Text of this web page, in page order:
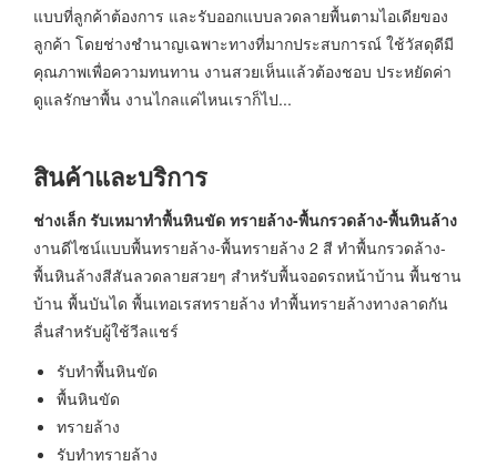
แบบที่ลูกค้าต้องการ และรับออกแบบลวดลายพื้นตามไอเดียของ
ลูกค้า โดยช่างชำนาญเฉพาะทางที่มากประสบการณ์ ใช้วัสดุดีมี
คุณภาพเพื่อความทนทาน งานสวยเห็นแล้วต้องชอบ ประหยัดค่า
ดูแลรักษาพื้น งานไกลแค่ไหนเราก็ไป...
สินค้าและบริการ
ช่างเล็ก รับเหมาทำพื้นหินขัด ทรายล้าง-พื้นกรวดล้าง-พื้นหินล้าง
งานดีไซน์แบบพื้นทรายล้าง-พื้นทรายล้าง 2 สี ทำพื้นกรวดล้าง-
พื้นหินล้างสีสันลวดลายสวยๆ สำหรับพื้นจอดรถหน้าบ้าน พื้นชาน
บ้าน พื้นบันได พื้นเทอเรสทรายล้าง ทำพื้นทรายล้างทางลาดกัน
ลื่นสำหรับผู้ใช้วีลแชร์
รับทำพื้นหินขัด
พื้นหินขัด
ทรายล้าง
รับทำทรายล้าง